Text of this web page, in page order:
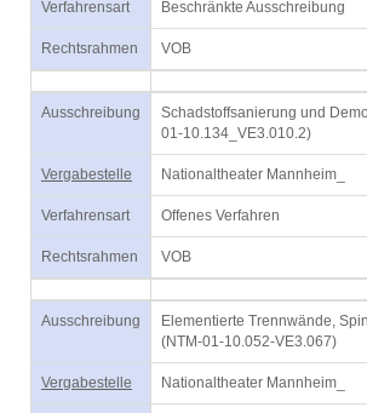
Verfahrensart Beschränkte Ausschreibung
Rechtsrahmen VOB
Ausschreibung
Schadstoffsanierung und
01-10.134_VE3.010.2)
Vergabestelle Nationaltheater Mannheim_
Verfahrensart Offenes Verfahren
Rechtsrahmen VOB
Ausschreibung
Elementierte Trennwände,
(NTM-01-10.052-VE3.067)
Vergabestelle Nationaltheater Mannheim_